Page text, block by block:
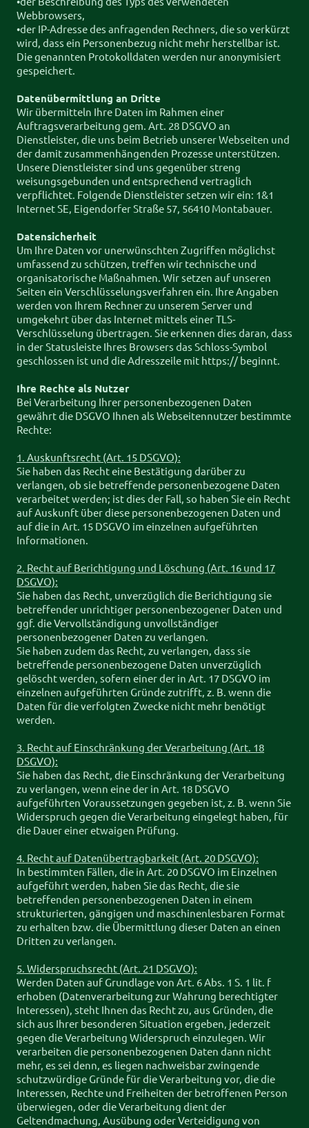
Webbrowsers,
•​der IP-Adresse des anfragenden Rechners, die so verkürzt
wird, dass ein Personenbezug nicht mehr herstellbar ist.
Die genannten Protokolldaten werden nur anonymisiert
gespeichert.
Datenübermittlung an Dritte
Wir übermitteln Ihre Daten im Rahmen einer
Auftragsverarbeitung gem. Art. 28 DSGVO an
Dienstleister, die uns beim Betrieb unserer Webseiten und
der damit zusammenhängenden Prozesse unterstützen.
Unsere Dienstleister sind uns gegenüber streng
weisungsgebunden und entsprechend vertraglich
verpflichtet. Folgende Dienstleister setzen wir ein: 1&1
Internet SE, Eigendorfer Straße 57, 56410 Montabauer.
Datensicherheit
Um Ihre Daten vor unerwünschten Zugriffen möglichst
umfassend zu schützen, treffen wir technische und
organisatorische Maßnahmen. Wir setzen auf unseren
Seiten ein Verschlüsselungsverfahren ein. Ihre Angaben
werden von Ihrem Rechner zu unserem Server und
umgekehrt über das Internet mittels einer TLS-
Verschlüsselung übertragen. Sie erkennen dies daran, dass
in der Statusleiste Ihres Browsers das Schloss-Symbol
geschlossen ist und die Adresszeile mit https:// beginnt.
Ihre Rechte als Nutzer
Bei Verarbeitung Ihrer personenbezogenen Daten
gewährt die DSGVO Ihnen als Webseitennutzer bestimmte
Rechte:
1. Auskunftsrecht (Art. 15 DSGVO):
Sie haben das Recht eine Bestätigung darüber zu
verlangen, ob sie betreffende personenbezogene Daten
verarbeitet werden; ist dies der Fall, so haben Sie ein Recht
auf Auskunft über diese personenbezogenen Daten und
auf die in Art. 15 DSGVO im einzelnen aufgeführten
Informationen.
2. Recht auf Berichtigung und Löschung (Art. 16 und 17
DSGVO):
Sie haben das Recht, unverzüglich die Berichtigung sie
betreffender unrichtiger personenbezogener Daten und
ggf. die Vervollständigung unvollständiger
personenbezogener Daten zu verlangen.
Sie haben zudem das Recht, zu verlangen, dass sie
betreffende personenbezogene Daten unverzüglich
gelöscht werden, sofern einer der in Art. 17 DSGVO im
einzelnen aufgeführten Gründe zutrifft, z. B. wenn die
Daten für die verfolgten Zwecke nicht mehr benötigt
werden.
3. Recht auf Einschränkung der Verarbeitung (Art. 18
DSGVO):
Sie haben das Recht, die Einschränkung der Verarbeitung
zu verlangen, wenn eine der in Art. 18 DSGVO
aufgeführten Voraussetzungen gegeben ist, z. B. wenn Sie
Widerspruch gegen die Verarbeitung eingelegt haben, für
die Dauer einer etwaigen Prüfung.
4. Recht auf Datenübertragbarkeit (Art. 20 DSGVO):
In bestimmten Fällen, die in Art. 20 DSGVO im Einzelnen
aufgeführt werden, haben Sie das Recht, die sie
betreffenden personenbezogenen Daten in einem
strukturierten, gängigen und maschinenlesbaren Format
zu erhalten bzw. die Übermittlung dieser Daten an einen
Dritten zu verlangen.
5. Widerspruchsrecht (Art. 21 DSGVO):
Werden Daten auf Grundlage von Art. 6 Abs. 1 S. 1 lit. f
erhoben (Datenverarbeitung zur Wahrung berechtigter
Interessen), steht Ihnen das Recht zu, aus Gründen, die
sich aus Ihrer besonderen Situation ergeben, jederzeit
gegen die Verarbeitung Widerspruch einzulegen. Wir
verarbeiten die personenbezogenen Daten dann nicht
mehr, es sei denn, es liegen nachweisbar zwingende
schutzwürdige Gründe für die Verarbeitung vor, die die
Interessen, Rechte und Freiheiten der betroffenen Person
überwiegen, oder die Verarbeitung dient der
Geltendmachung, Ausübung oder Verteidigung von